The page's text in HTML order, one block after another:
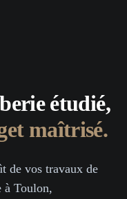
étudié,
maîtrisé.
de vos travaux de
à Toulon,